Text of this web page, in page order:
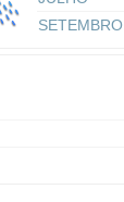
SETEMBRO